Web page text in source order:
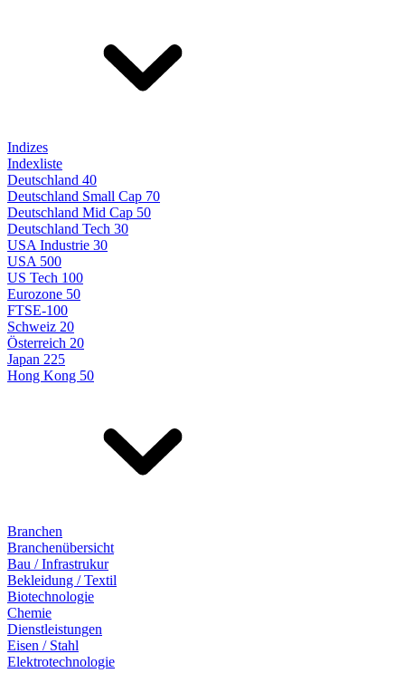
Indizes
Indexliste
Deutschland 40
Deutschland Small Cap 70
Deutschland Mid Cap 50
Deutschland Tech 30
USA Industrie 30
USA 500
US Tech 100
Eurozone 50
FTSE-100
Schweiz 20
Österreich 20
Japan 225
Hong Kong 50
Branchen
Branchenübersicht
Bau / Infrastrukur
Bekleidung / Textil
Biotechnologie
Chemie
Dienstleistungen
Eisen / Stahl
Elektrotechnologie